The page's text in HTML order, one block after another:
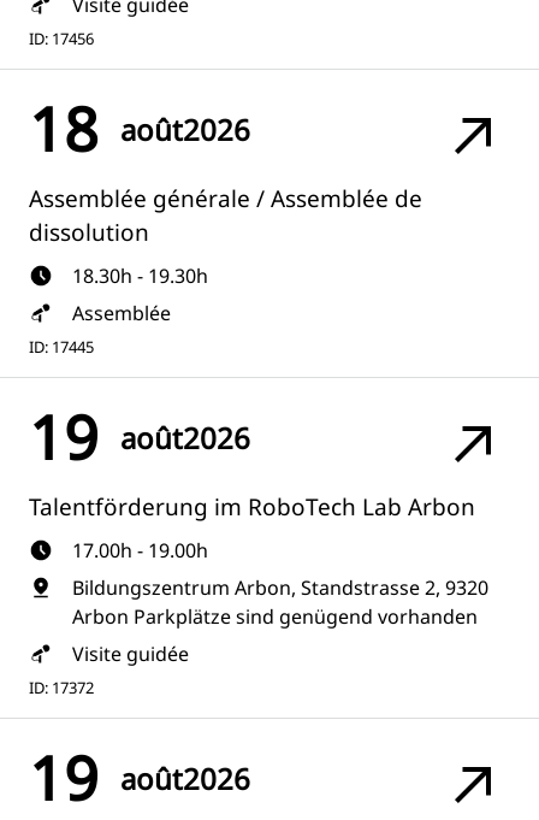
ID: 17456
18 août2026
Assemblée générale / Assemblée de
dissolution
18.30h - 19.30h
Assemblée
ID: 17445
19 août2026
Talentförderung im RoboTech Lab Arbon
17.00h - 19.00h
Bildungszentrum Arbon, Standstrasse 2, 9320
Arbon Parkplätze sind genügend vorhanden
Visite guidée
ID: 17372
19 août2026